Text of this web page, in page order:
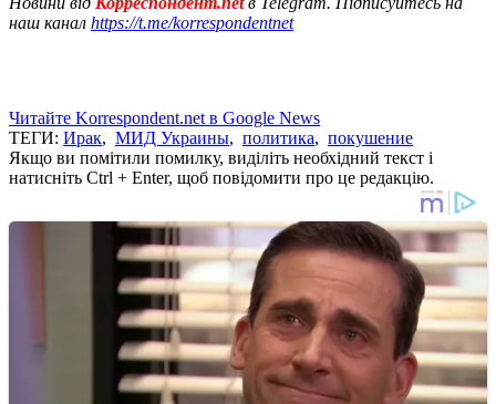
наш канал https://t.me/korrespondentnet
Читайте Korrespondent.net в Google News
ТЕГИ: Ирак, МИД Украины, политика, покушение
Якщо ви помітили помилку, виділіть необхідний текст і
натисніть Ctrl + Enter, щоб повідомити про це редакцію.